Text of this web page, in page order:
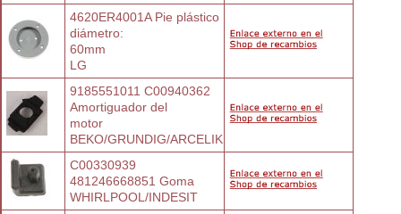
4620ER4001A Pie plástico
diámetro:
60mm
LG
9185551011 C00940362
Amortiguador del
motor
BEKO/GRUNDIG/ARCELIK
C00330939
481246668851 Goma
WHIRLPOOL/INDESIT